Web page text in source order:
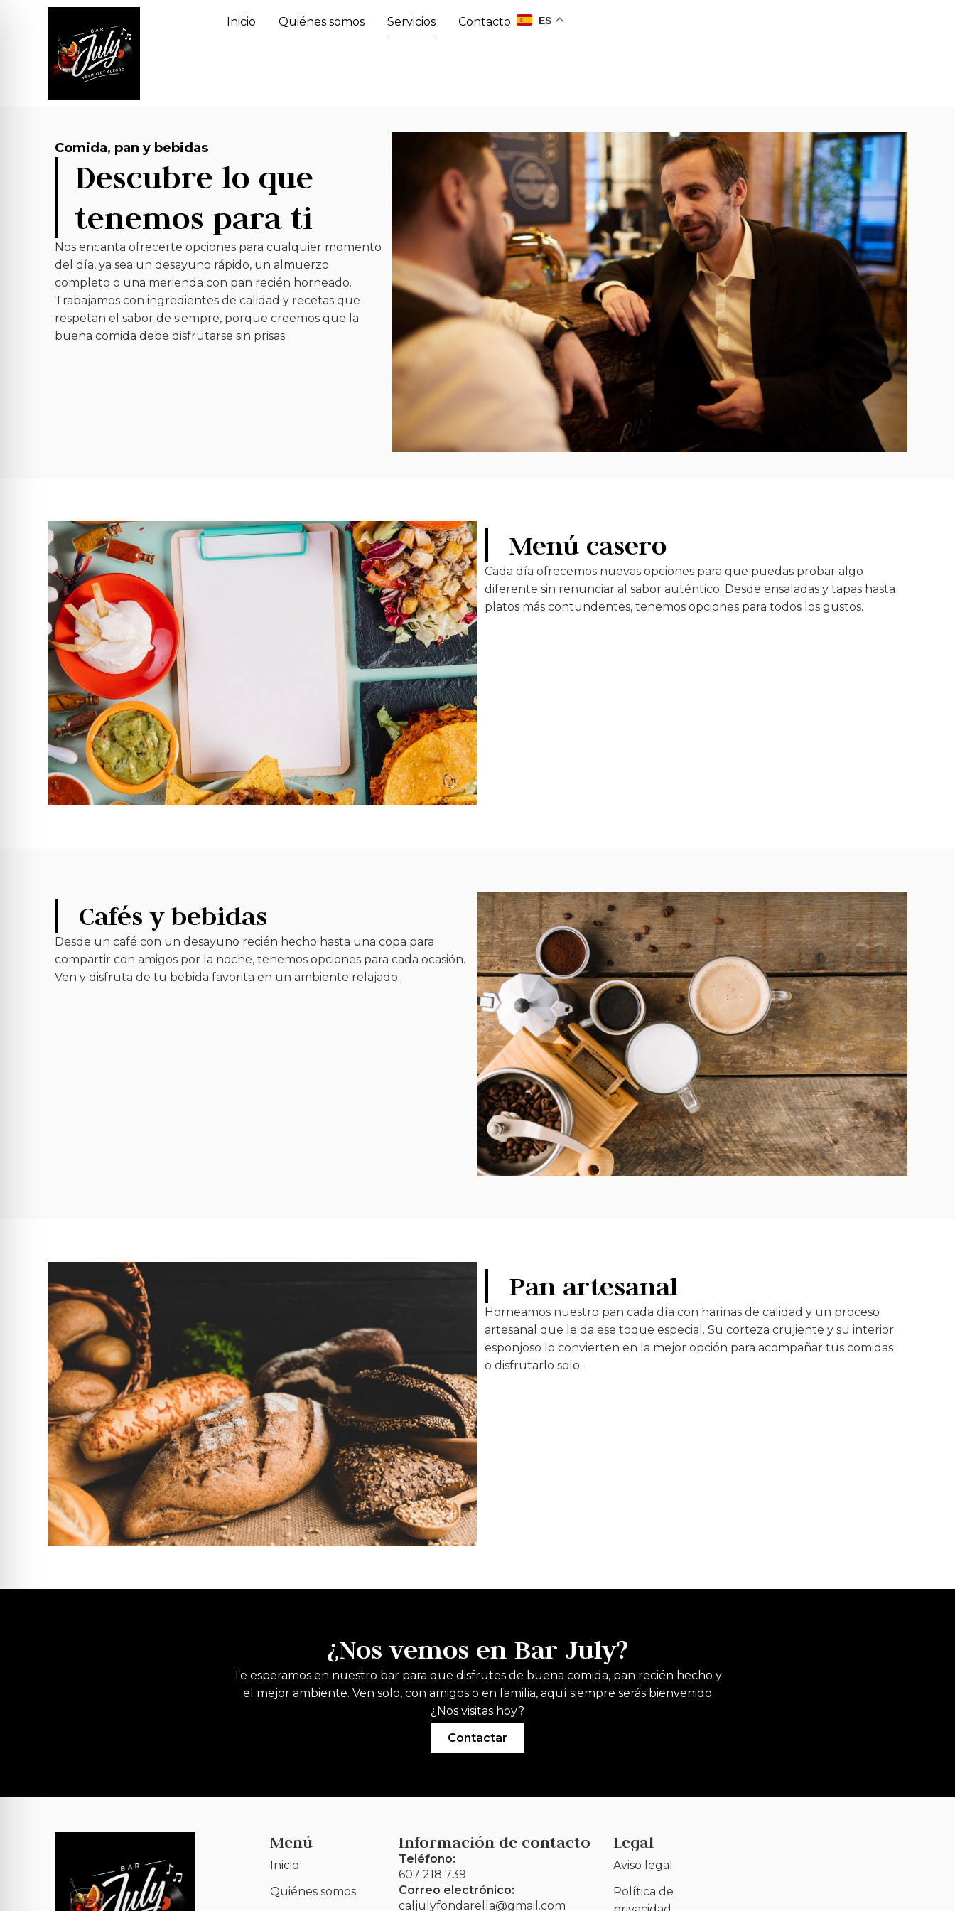
Inicio Quiénes somos Servicios Contacto ES
Comida, pan y bebidas
Descubre lo que
tenemos para ti
Nos encanta ofrecerte opciones para cualquier momento
del día, ya sea un desayuno rápido, un almuerzo
completo o una merienda con pan recién horneado.
Trabajamos con ingredientes de calidad y recetas que
respetan el sabor de siempre, porque creemos que la
buena comida debe disfrutarse sin prisas.
Menú casero
Cada día ofrecemos nuevas opciones para que puedas probar algo
diferente sin renunciar al sabor auténtico. Desde ensaladas y tapas hasta
platos más contundentes, tenemos opciones para todos los gustos.
Cafés y bebidas
Desde un café con un desayuno recién hecho hasta una copa para
compartir con amigos por la noche, tenemos opciones para cada ocasión.
Ven y disfruta de tu bebida favorita en un ambiente relajado.
Pan artesanal
Horneamos nuestro pan cada día con harinas de calidad y un proceso
artesanal que le da ese toque especial. Su corteza crujiente y su interior
esponjoso lo convierten en la mejor opción para acompañar tus comidas
o disfrutarlo solo.
¿Nos vemos en Bar July?
Te esperamos en nuestro bar para que disfrutes de buena comida, pan recién hecho y
el mejor ambiente. Ven solo, con amigos o en familia, aquí siempre serás bienvenido
¿Nos visitas hoy?
Contactar
Menú
Inicio
Quiénes somos
Información de contacto
Teléfono:
607 218 739
Correo electrónico:
caljulyfondarella@gmail.com
Legal
Aviso legal
Política de